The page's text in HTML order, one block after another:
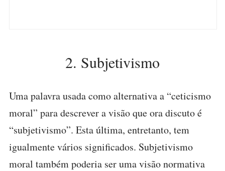
2. Subjetivismo
Uma palavra usada como alternativa a “ceticismo
moral” para descrever a visão que ora discuto é
“subjetivismo”. Esta última, entretanto, tem
igualmente vários significados. Subjetivismo
moral também poderia ser uma visão normativa